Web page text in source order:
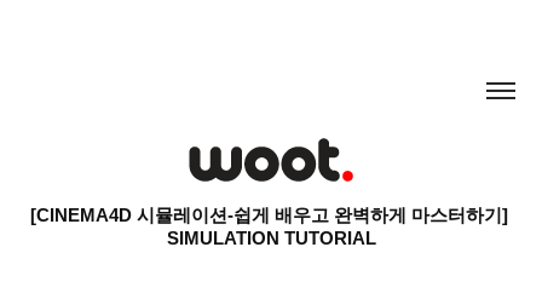
[CINEMA4D 시뮬레이션-쉽게 배우고 완벽하게 마스터하기]
SIMULATION TUTORIAL